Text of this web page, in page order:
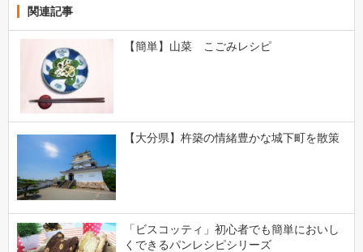
関連記事
【簡単】山菜 こごみレシピ
【大分県】杵築の情緒豊かな城下町を散策
「ビスコッティ」初心者でも簡単においし
くできるパンレシピシリーズ